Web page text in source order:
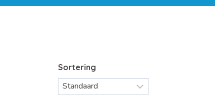
Sortering